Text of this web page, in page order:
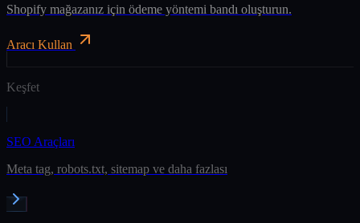
Shopify mağazanız için ödeme yöntemi bandı oluşturun.
Aracı Kullan
Keşfet
SEO Araçları
Meta tag, robots.txt, sitemap ve daha fazlası